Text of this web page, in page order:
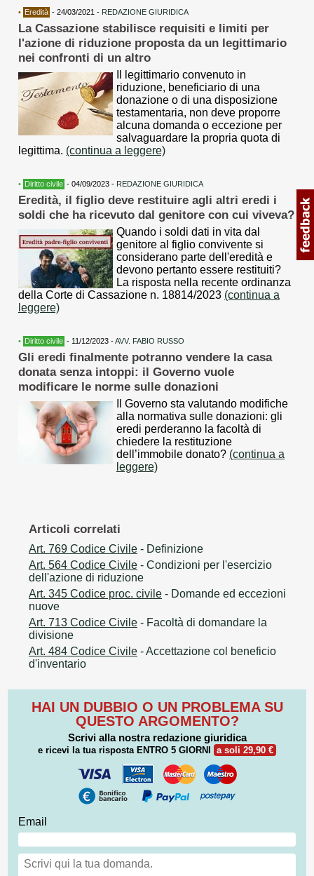
• Eredità - 24/03/2021 - REDAZIONE GIURIDICA
La Cassazione stabilisce requisiti e limiti per
l'azione di riduzione proposta da un legittimario
nei confronti di un altro
Il legittimario convenuto in
riduzione, beneficiario di una
donazione o di una disposizione
testamentaria, non deve proporre
alcuna domanda o eccezione per
salvaguardare la propria quota di
legittima. (continua a leggere)
• Diritto civile - 04/09/2023 - REDAZIONE GIURIDICA
Eredità, il figlio deve restituire agli altri eredi i
soldi che ha ricevuto dal genitore con cui viveva?
Quando i soldi dati in vita dal
genitore al figlio convivente si
considerano parte dell'eredità e
devono pertanto essere restituiti?
La risposta nella recente ordinanza
della Corte di Cassazione n. 18814/2023 (continua a
leggere)
• Diritto civile - 11/12/2023 -AVV. FABIO RUSSO
Gli eredi finalmente potranno vendere la casa
donata senza intoppi: il Governo vuole
modificare le norme sulle donazioni
Il Governo sta valutando modifiche
alla normativa sulle donazioni: gli
eredi perderanno la facoltà di
chiedere la restituzione
dell’immobile donato? (continua a
leggere)
Articoli correlati
Art. 769 Codice Civile - Definizione
Art. 564 Codice Civile - Condizioni per l'esercizio
dell'azione di riduzione
Art. 345 Codice proc. civile - Domande ed eccezioni
nuove
Art. 713 Codice Civile - Facoltà di domandare la
divisione
Art. 484 Codice Civile - Accettazione col beneficio
d'inventario
HAI UN DUBBIO O UN PROBLEMA SU
QUESTO ARGOMENTO?
Scrivi alla nostra redazione giuridica
e ricevi la tua risposta ENTRO 5 GIORNI a soli 29,90 €
Email